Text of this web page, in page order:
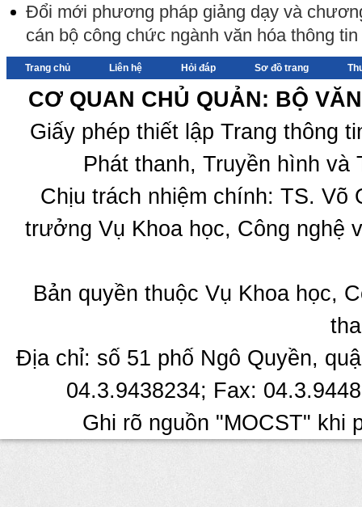
Đổi mới phương pháp giảng dạy và
cán bộ công chức ngành văn hóa thông tin
Trang chủ Liên hệ Hỏi đáp Sơ đồ trang
CƠ QUAN CHỦ QUẢN: BỘ
Giấy phép thiết lập Trang thông
Phát thanh, Truyền hình
Chịu trách nhiệm chính: TS.
trưởng Vụ Khoa học, Công nghệ
Bản quyền thuộc Vụ Khoa học,
Địa chỉ: số 51 phố Ngô Quyền,
04.3.9438234; Fax:
Ghi rõ nguồn "MOCST" khi